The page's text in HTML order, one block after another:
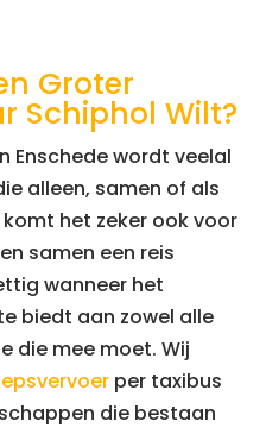
Groter
Schiphol Wilt?
Enschede wordt veelal
alleen, samen of als
komt het zeker ook voor
samen een reis
wanneer het
biedt aan zowel alle
die mee moet. Wij
per taxibus
die bestaan